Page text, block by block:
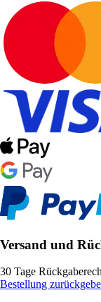
Versand und
30 Tage
Bestellung